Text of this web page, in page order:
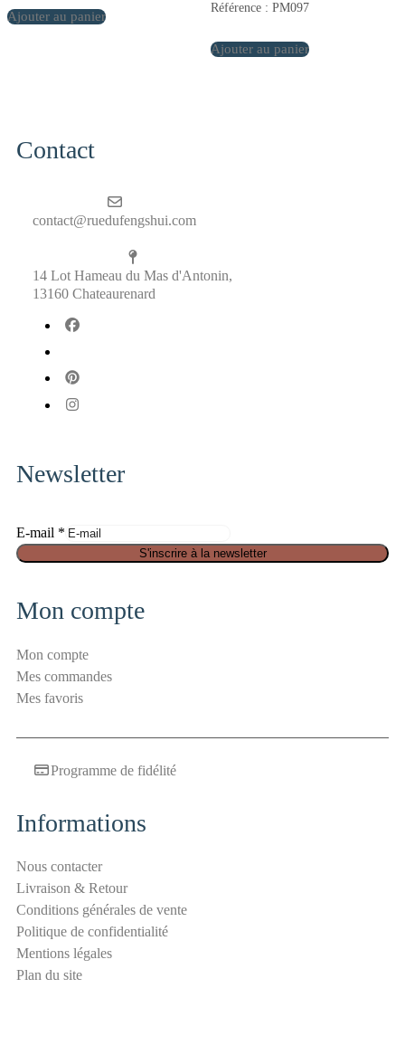
Ajouter au panier
Référence : PM097
Ajouter au panier
Contact
contact@ruedufengshui.com
14 Lot Hameau du Mas d'Antonin,
13160 Chateaurenard
Newsletter
E-mail *
E
a
l
S
é
t
é
a
n
t
i
-
s
S'inscrire à la newsletter
Mon compte
Mon compte
Mes commandes
Mes favoris
Programme de fidélité
Informations
Nous contacter
Livraison & Retour
Conditions générales de vente
Politique de confidentialité
Mentions légales
Plan du site